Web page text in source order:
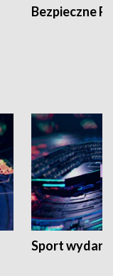
Bezpieczne
Sport